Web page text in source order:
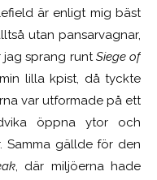
är enligt mig bäst
utan pansarvagnar,
jag sprang runtSiege of
lilla kpist, då tyckte
var utformade på ett
öppna ytor och
Samma gällde för den
, där miljöerna hade